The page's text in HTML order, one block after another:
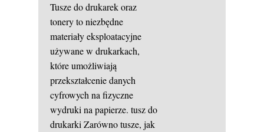
Tusze do drukarek oraz
tonery to niezbędne
materiały eksploatacyjne
używane w drukarkach,
które umożliwiają
przekształcenie danych
cyfrowych na fizyczne
wydruki na papierze. tusz do
drukarki Zarówno tusze, jak